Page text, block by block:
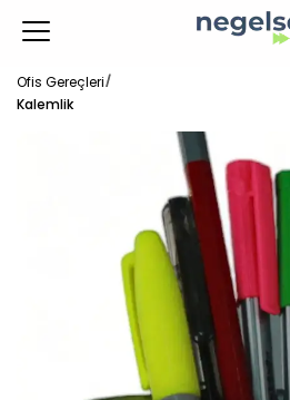
Ofis Gereçleri
Kalemlik